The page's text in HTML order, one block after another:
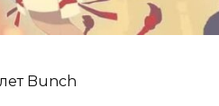
Bunch